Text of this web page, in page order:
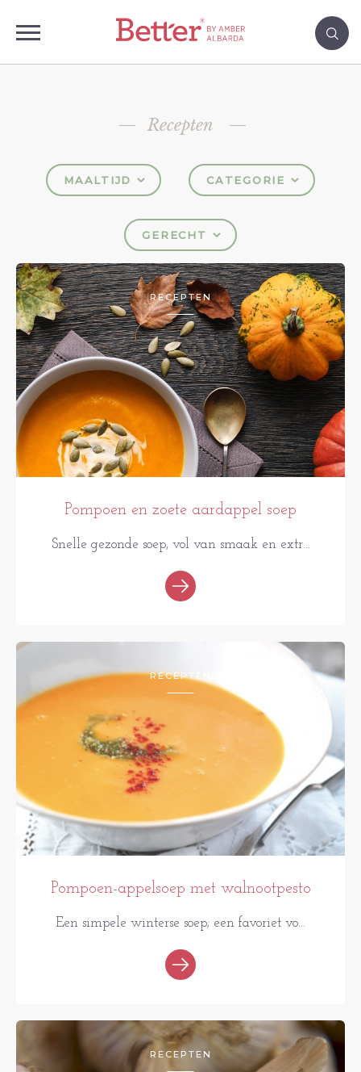
Recepten
MAALTIJD CATEGORIE
GERECHT
RECEPTEN
Pompoen en zoete aardappel soep
Snelle gezonde soep, vol van smaak en extr...
RECEPTEN
Pompoen-appelsoep met walnootpesto
Een simpele winterse soep; een favoriet vo...
RECEPTEN